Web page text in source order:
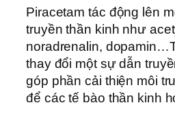
Piracetam tác động lên
truyền thần kinh như
noradrenalin,
thay đổi một sự dẫn
góp phần cải thiện môi
để các tế bào thần kinh